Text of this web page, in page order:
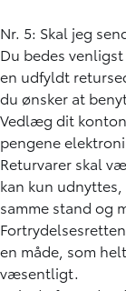
Nr. 5: Skal jeg
Du bedes
en udfyldt
du ønsker at
Vedlæg dit
pengene
Returvarer skal
kan kun
samme stand og
en måde, som
væsentligt.